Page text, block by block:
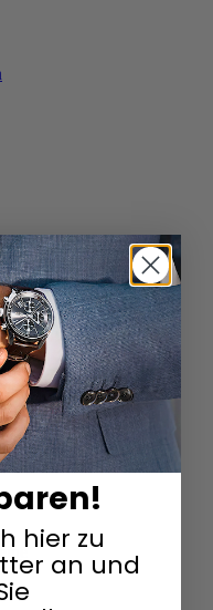
hier zu
an und